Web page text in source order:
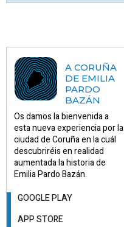
A CORUÑA
DE EMILIA
PARDO
BAZÁN
Os damos la bienvenida a
esta nueva experiencia por la
ciudad de Coruña en la cuál
descubriréis en realidad
aumentada la historia de
Emilia Pardo Bazán.
GOOGLE PLAY
APP STORE